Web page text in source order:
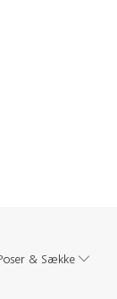
& Sække